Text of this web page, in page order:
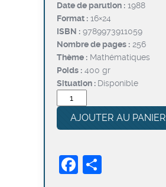
Date de parution : 1988
Format : 16×24
ISBN : 9789973911059
Nombre de pages : 256
Thème : Mathématiques
Poids : 400 gr
Situation : Disponible
quantité
de
parallèles
en
AJOUTER AU PANIER
Facebook